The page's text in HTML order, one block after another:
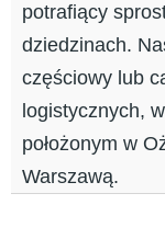
potrafiący
dziedzinach.
częściowy lub
logistycznych,
położonym w
Warszawą.